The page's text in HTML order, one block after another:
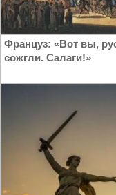
Француз: «Вот вы,
сожгли. Салаги!»